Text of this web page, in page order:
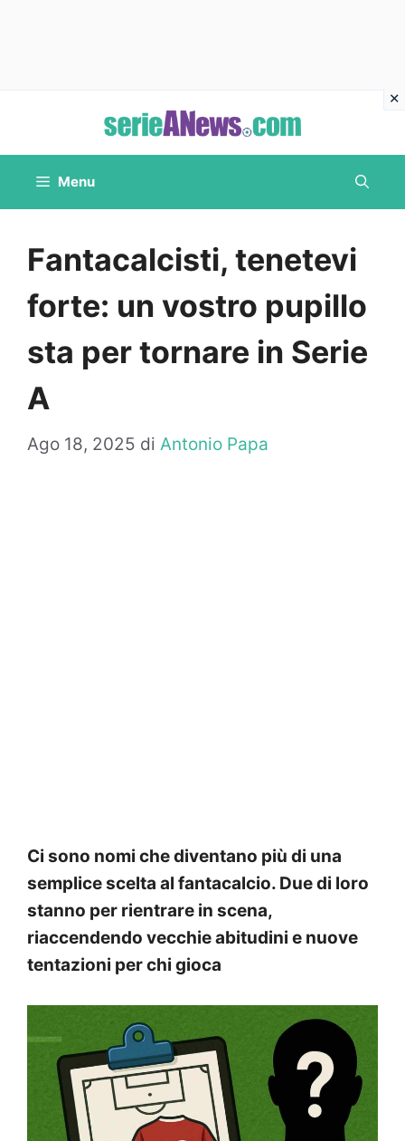
contenuto
Menu
Fantacalcisti, tenetevi
forte: un vostro pupillo
sta per tornare in Serie
A
Ago 18, 2025 di Antonio Papa
Ci sono nomi che diventano più di una
semplice scelta al fantacalcio. Due di loro
stanno per rientrare in scena,
riaccendendo vecchie abitudini e nuove
tentazioni per chi gioca